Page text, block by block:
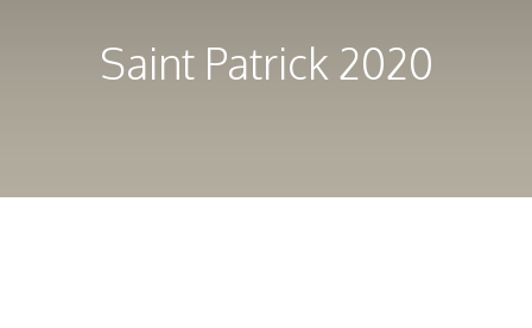
Saint Patrick 2020